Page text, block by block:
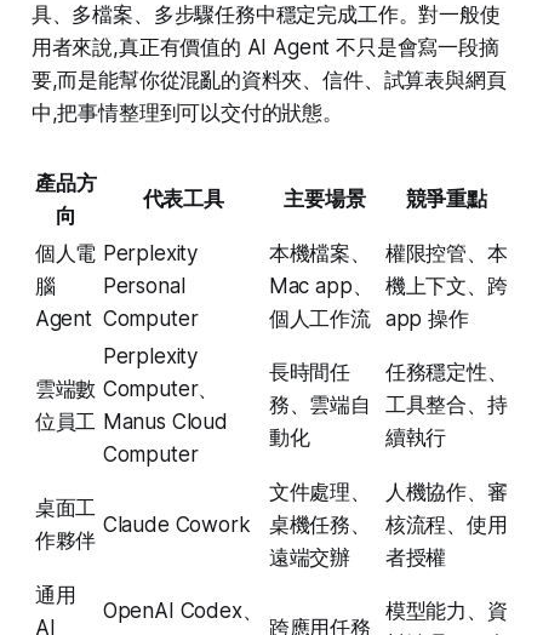
具、多檔案、多步驟任務中穩定完成工作。對一般使
用者來說,真正有價值的 AI Agent 不只是會寫一段摘
要,而是能幫你從混亂的資料夾、信件、試算表與網頁
中,把事情整理到可以交付的狀態。
產品方
向
代表工具 主要場景 競爭重點
個人電
腦
Agent
Perplexity
Personal
Computer
本機檔案、
Mac app、
個人工作流
權限控管、本
機上下文、跨
app 操作
雲端數
位員工
Perplexity
Computer、
Manus Cloud
Computer
長時間任
務、雲端自
動化
任務穩定性、
工具整合、持
續執行
桌面工
作夥伴
Claude Cowork
文件處理、
桌機任務、
遠端交辦
人機協作、審
核流程、使用
者授權
通用
AI
OpenAI Codex、
跨應用任務
模型能力、資